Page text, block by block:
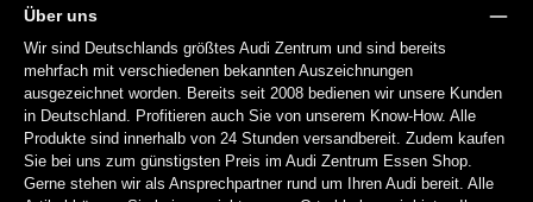
Über uns
Wir sind Deutschlands größtes Audi Zentrum und sind bereits
mehrfach mit verschiedenen bekannten Auszeichnungen
ausgezeichnet worden. Bereits seit 2008 bedienen wir unsere Kunden
in Deutschland. Profitieren auch Sie von unserem Know-How. Alle
Produkte sind innerhalb von 24 Stunden versandbereit. Zudem kaufen
Sie bei uns zum günstigsten Preis im Audi Zentrum Essen Shop.
Gerne stehen wir als Ansprechpartner rund um Ihren Audi bereit. Alle